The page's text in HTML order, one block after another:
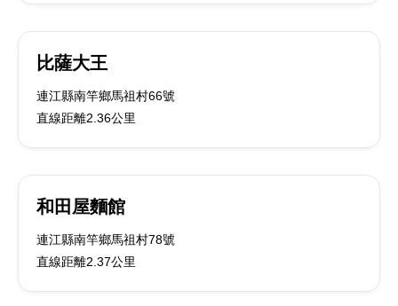
比薩大王
連江縣南竿鄉馬祖村66號
直線距離2.36公里
和田屋麵館
連江縣南竿鄉馬祖村78號
直線距離2.37公里